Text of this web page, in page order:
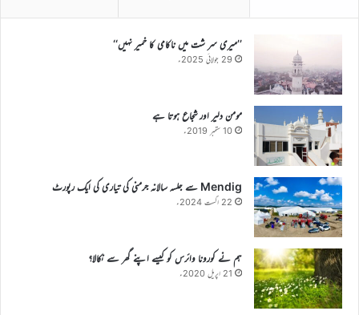
’’میری سر شت میں ناکامی کا خمیر نہیں‘‘
29 جولائی 2025ء
مومن دلیر اور شجاع ہوتا ہے
10 ستمبر 2019ء
Mendig سے جلسہ سالانہ جرمنی کی تیاری کی ایک رپورٹ
22 اگست 2024ء
ہم نے کورونا وائرس کو کیسے اپنے گھر سے نکالا؟
21 اپریل 2020ء